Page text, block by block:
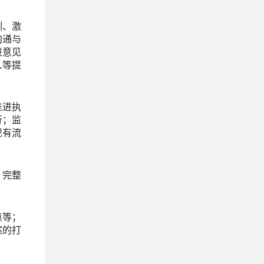
、激
与
见
提
进执
；监
有流
完整
；
的打